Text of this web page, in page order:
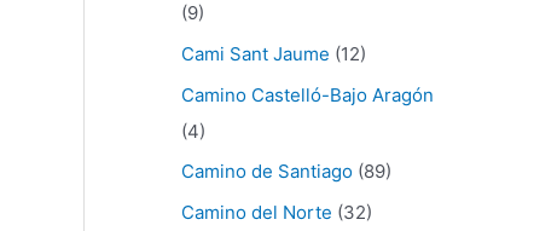
(9)
Cami Sant Jaume (12)
Camino Castelló-Bajo Aragón
(4)
Camino de Santiago (89)
Camino del Norte (32)